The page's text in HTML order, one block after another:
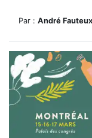
Par : André Fauteux